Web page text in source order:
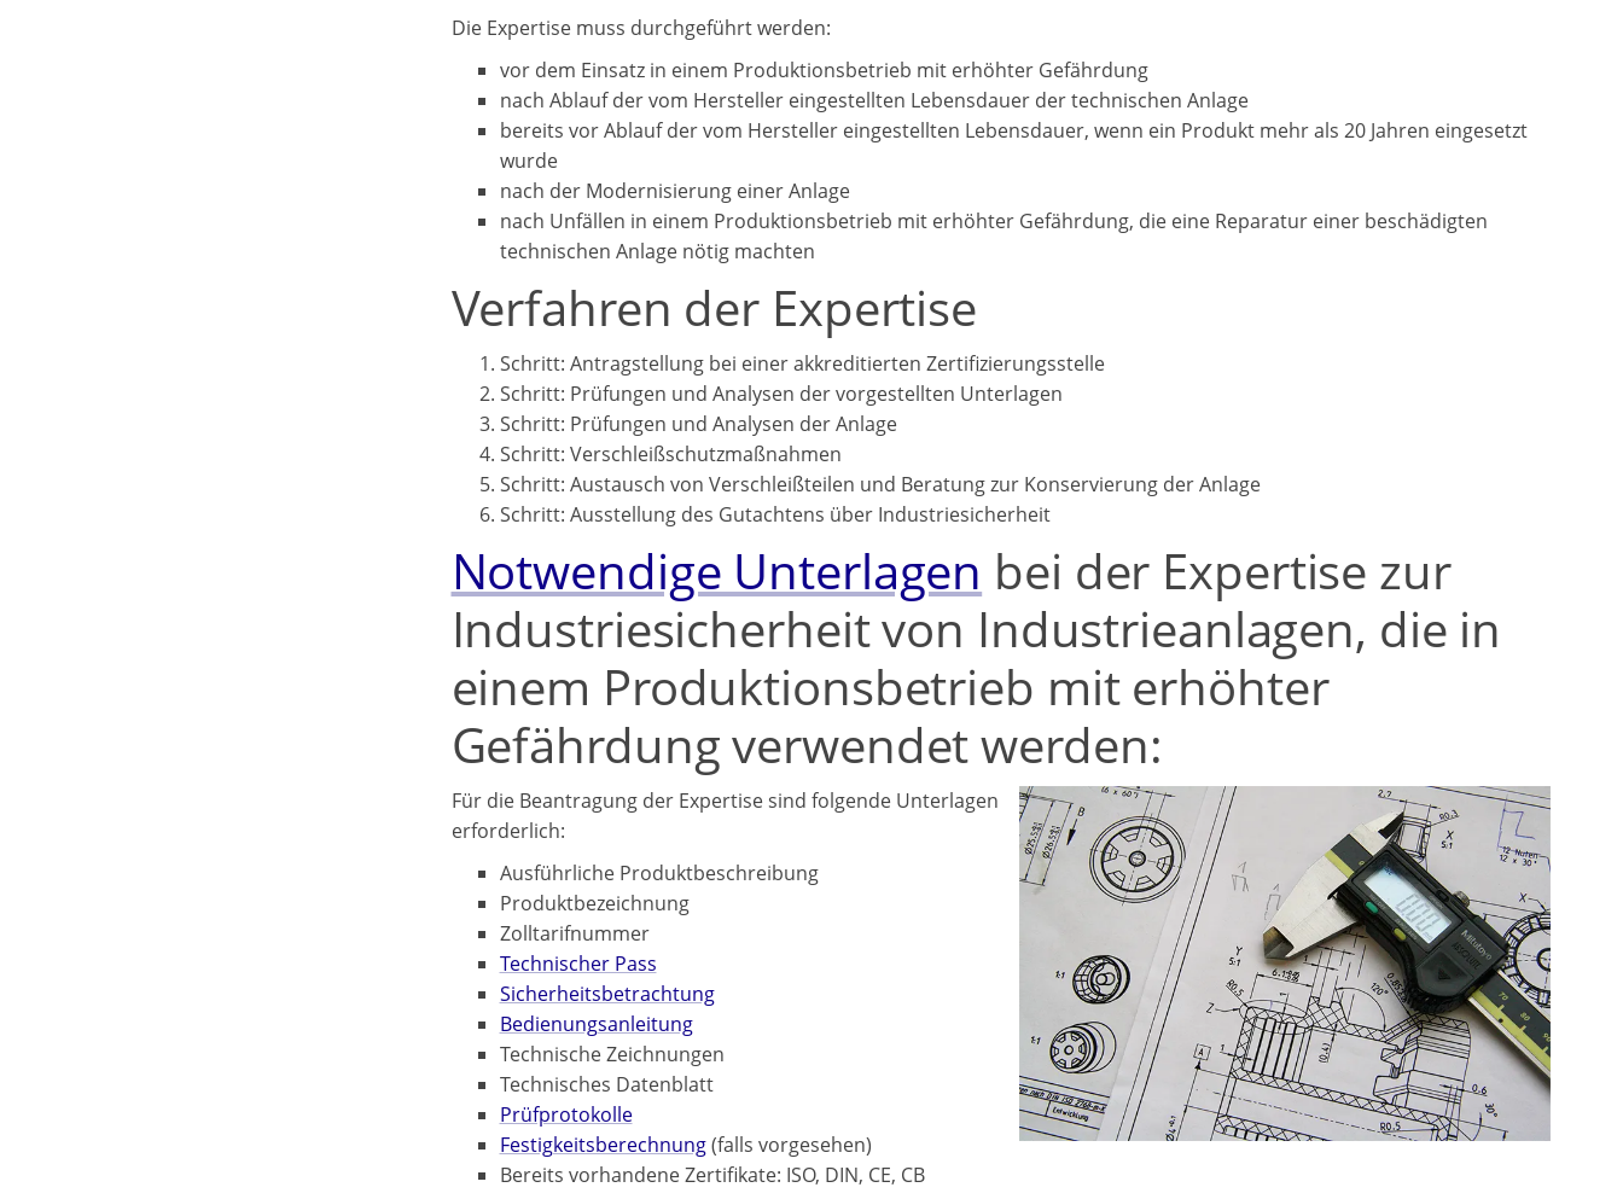
Die Expertise muss durchgeführt werden:
vor dem Einsatz in einem Produktionsbetrieb mit erhöhter Gefährdung
nach Ablauf der vom Hersteller eingestellten Lebensdauer der technischen Anlage
bereits vor Ablauf der vom Hersteller eingestellten Lebensdauer, wenn ein Produkt mehr als 20 Jahren eingesetzt
wurde
nach der Modernisierung einer Anlage
nach Unfällen in einem Produktionsbetrieb mit erhöhter Gefährdung, die eine Reparatur einer beschädigten
technischen Anlage nötig machten
Verfahren der Expertise
Schritt: Antragstellung bei einer akkreditierten Zertifizierungsstelle
Schritt: Prüfungen und Analysen der vorgestellten Unterlagen
Schritt: Prüfungen und Analysen der Anlage
Schritt: Verschleißschutzmaßnahmen
Schritt: Austausch von Verschleißteilen und Beratung zur Konservierung der Anlage
Schritt: Ausstellung des Gutachtens über Industriesicherheit
Notwendige Unterlagen bei der Expertise zur
Industriesicherheit von Industrieanlagen, die in
einem Produktionsbetrieb mit erhöhter
Gefährdung verwendet werden:
Für die Beantragung der Expertise sind folgende Unterlagen
erforderlich:
Ausführliche Produktbeschreibung
Produktbezeichnung
Zolltarifnummer
Technischer Pass
Sicherheitsbetrachtung
Bedienungsanleitung
Technische Zeichnungen
Technisches Datenblatt
Prüfprotokolle
Festigkeitsberechnung(falls vorgesehen)
Bereits vorhandene Zertifikate: ISO, DIN, CE, CB